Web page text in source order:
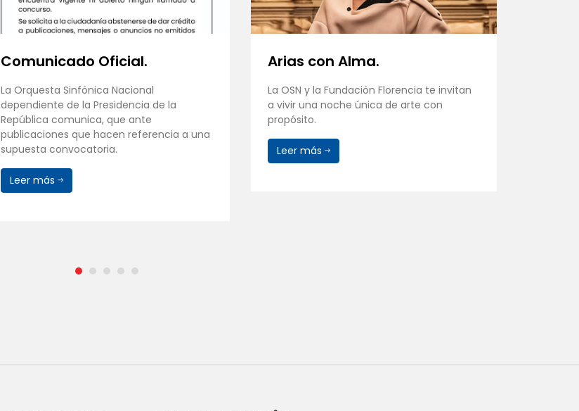
Comunicado Oficial.
La Orquesta Sinfónica Nacional
dependiente de la Presidencia de la
República comunica, que ante
publicaciones que hacen referencia a una
supuesta convocatoria.
Leer más
Arias con Alma.
La OSN y la Fundación Florencia te invitan
a vivir una noche única de arte con
propósito.
Leer más